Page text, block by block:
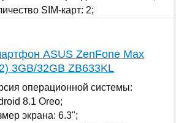
SIM-карт: 2;
ASUS ZenFone Max
3GB/32GB ZB633KL
операционной системы:
8.1 Oreo;
экрана: 6.3";